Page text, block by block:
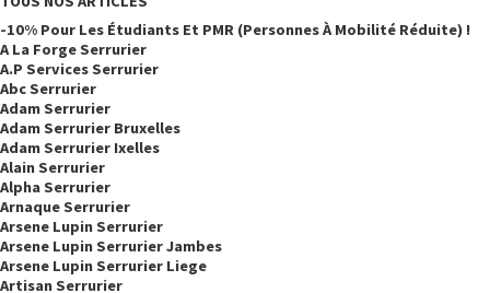
-10% Pour Les Étudiants Et PMR (personnes À Mobilité Réduite) !
A La Forge Serrurier
A.p Services Serrurier
Abc Serrurier
Adam Serrurier
Adam Serrurier Bruxelles
Adam Serrurier Ixelles
Alain Serrurier
Alpha Serrurier
Arnaque Serrurier
Arsene Lupin Serrurier
Arsene Lupin Serrurier Jambes
Arsene Lupin Serrurier Liege
Artisan Serrurier